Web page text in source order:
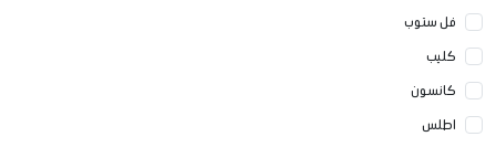
فل ستوب
كليب
كانسون
اطلس